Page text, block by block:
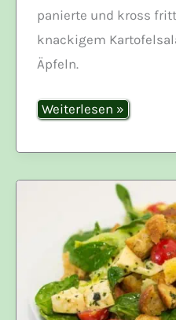
panierte und kross
knackigem
Äpfeln.
Wiener
Schnitzel
Weiterlesen »